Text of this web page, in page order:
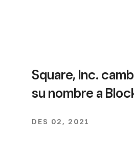
Square, Inc.
su nombre a
DES 02, 2021